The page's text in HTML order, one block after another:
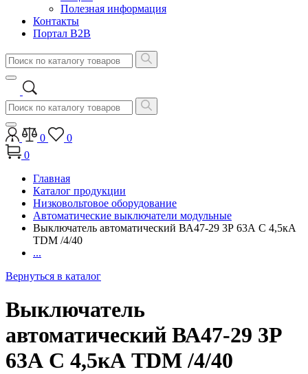
Полезная информация
Контакты
Портал B2B
0
0
0
Главная
Каталог продукции
Низковольтовое оборудование
Автоматические выключатели модульные
Выключатель автоматический ВА47-29 3Р 63А C 4,5кА
TDM /4/40
...
Вернуться в каталог
Выключатель
автоматический ВА47-29 3Р
63А C 4,5кА TDM /4/40